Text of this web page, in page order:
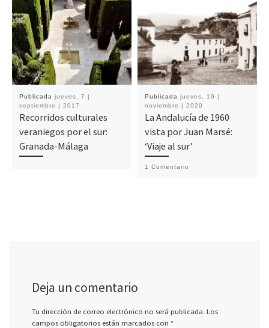
Publicada jueves, 7 |
septiembre | 2017
Recorridos culturales
veraniegos por el sur:
Granada-Málaga
Publicada jueves, 19 |
noviembre | 2020
La Andalucía de 1960
vista por Juan Marsé:
‘Viaje al sur’
1 Comentario
Deja un comentario
Tu dirección de correo electrónico no será publicada. Los
campos obligatorios están marcados con *